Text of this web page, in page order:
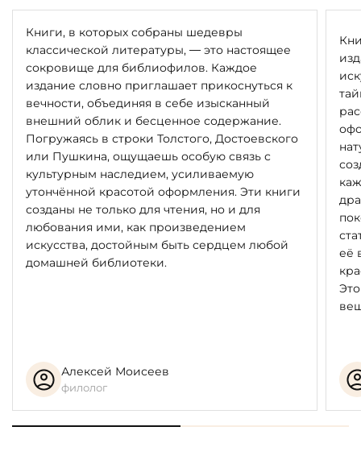
Книги, в которых собраны шедевры
классической литературы, — это настоящее
сокровище для библиофилов. Каждое
издание словно приглашает прикоснуться к
вечности, объединяя в себе изысканный
внешний облик и бесценное содержание.
Погружаясь в строки Толстого, Достоевского
или Пушкина, ощущаешь особую связь с
культурным наследием, усиливаемую
утончённой красотой оформления. Эти книги
созданы не только для чтения, но и для
любования ими, как произведением
искусства, достойным быть сердцем любой
домашней библиотеки.
Алексей Моисеев
филолог
её